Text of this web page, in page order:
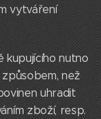
vytváření
kupujícího nutno
než
uhradit
zboží, resp.